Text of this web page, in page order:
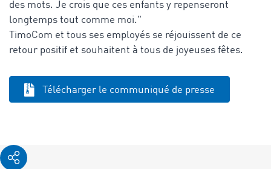
des mots. Je crois que ces enfants y repenseront
longtemps tout comme moi."
TimoCom et tous ses employés se réjouissent de ce
retour positif et souhaitent à tous de joyeuses fêtes.
Télécharger le communiqué de presse